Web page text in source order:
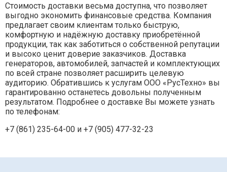
Стоимость доставки весьма доступна, что позволяет
выгодно экономить финансовые средства. Компания
предлагает своим клиентам только быструю,
комфортную и надёжную доставку приобретённой
продукции, так как заботиться о собственной репутации
и высоко ценит доверие заказчиков. Доставка
генераторов, автомобилей, запчастей и комплектующих
по всей стране позволяет расширить целевую
аудиторию. Обратившись к услугам ООО «РусТехно» вы
гарантированно останетесь довольны полученным
результатом. Подробнее о доставке Вы можете узнать
по телефонам:
+7 (861) 235-64-00 и +7 (905) 477-32-23